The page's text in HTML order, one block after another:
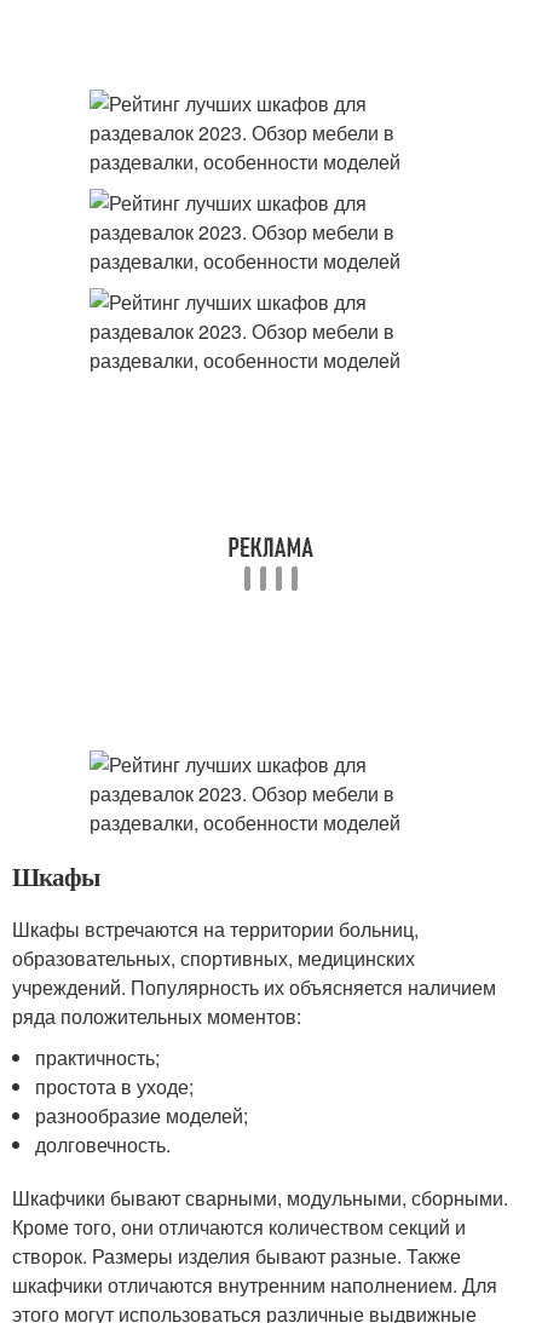
Шкафы
Шкафы встречаются на территории больниц,
образовательных, спортивных, медицинских
учреждений. Популярность их объясняется наличием
ряда положительных моментов:
практичность;
простота в уходе;
разнообразие моделей;
долговечность.
Шкафчики бывают сварными, модульными, сборными.
Кроме того, они отличаются количеством секций и
створок. Размеры изделия бывают разные. Также
шкафчики отличаются внутренним наполнением. Для
этого могут использоваться различные выдвижные